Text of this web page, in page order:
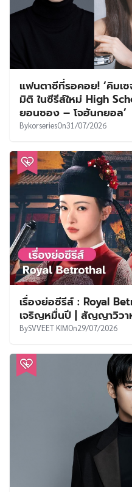
แฟนตาซีที่รอคอย! ‘คิมเ
มิติ ในซีรีส์ใหม่ High
ยอนซอง – โจฮันกยอล’
BykorseriesOn31/07/2026
เรื่องย่อซีรีส์ : Royal
เจริญหมื่นปี | สัญญาวิวา
BySVVEET KIMOn29/07/2026